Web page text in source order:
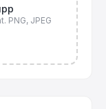
PNG, JPEG